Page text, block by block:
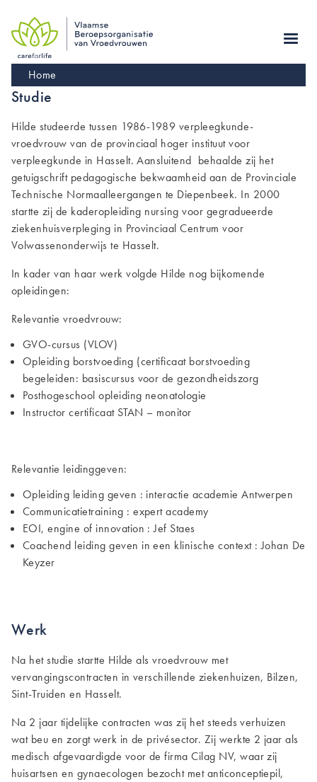
main
navigation
Kruimelpad
Home
Studie
Hilde studeerde tussen 1986-1989 verpleegkunde-
vroedvrouw van de provinciaal hoger instituut voor
verpleegkunde in Hasselt. Aansluitend behaalde zij het
getuigschrift pedagogische bekwaamheid aan de Provinciale
Technische Normaalleergangen te Diepenbeek. In 2000
startte zij de kaderopleiding nursing voor gegradueerde
ziekenhuisverpleging in Provinciaal Centrum voor
Volwassenonderwijs te Hasselt.
In kader van haar werk volgde Hilde nog bijkomende
opleidingen:
Relevantie vroedvrouw:
GVO-cursus (VLOV)
Opleiding borstvoeding (certificaat borstvoeding
begeleiden: basiscursus voor de gezondheidszorg
Posthogeschool opleiding neonatologie
Instructor certificaat STAN – monitor
Relevantie leidinggeven:
Opleiding leiding geven : interactie academie Antwerpen
Communicatietraining : expert academy
EOI, engine of innovation : Jef Staes
Coachend leiding geven in een klinische context : Johan De
Keyzer
Werk
Na het studie startte Hilde als vroedvrouw met
vervangingscontracten in verschillende ziekenhuizen, Bilzen,
Sint-Truiden en Hasselt.
Na 2 jaar tijdelijke contracten was zij het steeds verhuizen
wat beu en zorgt werk in de privésector. Zij werkte 2 jaar als
medisch afgevaardigde voor de firma Cilag NV, waar zij
huisartsen en gynaecologen bezocht met anticonceptiepil,